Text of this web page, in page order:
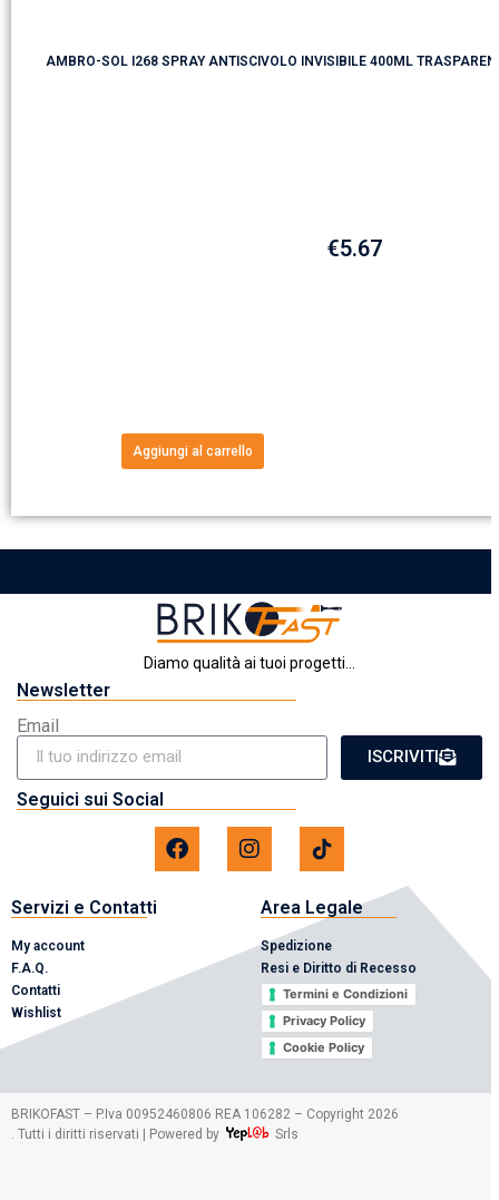
AMBRO-SOL I268 SPRAY ANTISCIVOLO INVISIBILE 400ML
€5.67
Aggiungi al carrello
Diamo qualità ai tuoi progetti...
Newsletter
Email
ISCRIVITI
Seguici sui Social
Servizi e Contatti
My account
F.A.Q.
Contatti
Wishlist
Area Legale
Spedizione
Resi e Diritto di Recesso
Termini e Condizioni
Privacy Policy
Cookie Policy
BRIKOFAST – P.Iva 00952460806 REA 106282 – Copyright 2026
. Tutti i diritti riservati | Powered by
Srls